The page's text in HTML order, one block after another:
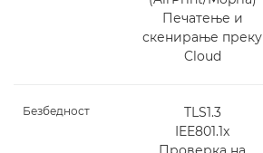
Печатење и
скенирање преку
Cloud
Безбедност
TLS1.3
IEE801.1x